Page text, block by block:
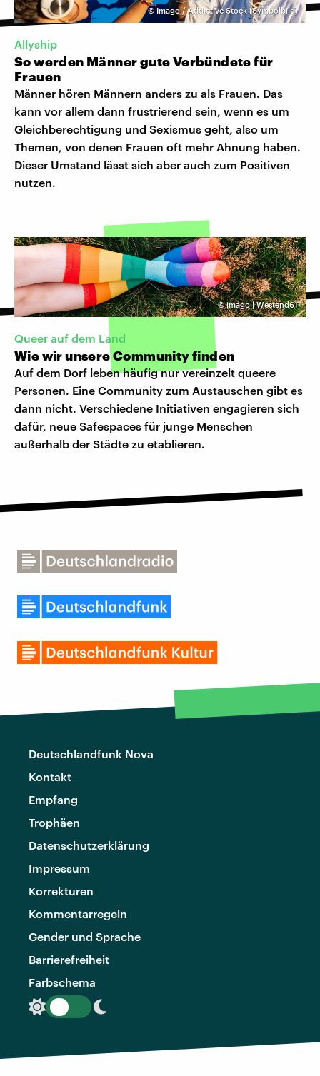
©Imago / Addictive Stock (Symbolbild)
Allyship
So werden Männer gute Verbündete für
Frauen
Männer hören Männern anders zu als Frauen. Das
kann vor allem dann frustrierend sein, wenn es um
Gleichberechtigung und Sexismus geht, also um
Themen, von denen Frauen oft mehr Ahnung haben.
Dieser Umstand lässt sich aber auch zum Positiven
nutzen.
©imago | Westend61
Queer auf dem Land
Wie wir unsere Community finden
Auf dem Dorf leben häufig nur vereinzelt queere
Personen. Eine Community zum Austauschen gibt es
dann nicht. Verschiedene Initiativen engagieren sich
dafür, neue Safespaces für junge Menschen
außerhalb der Städte zu etablieren.
Deutschlandfunk Nova
Kontakt
Empfang
Trophäen
Datenschutzerklärung
Impressum
Korrekturen
Kommentarregeln
Gender und Sprache
Barrierefreiheit
Farbschema